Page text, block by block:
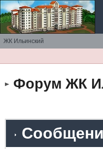
ЖК Ильинский
Форум ЖК